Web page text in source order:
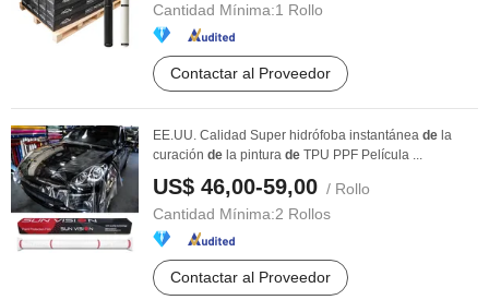
Cantidad Mínima:1 Rollo
Contactar al Proveedor
EE.UU. Calidad Super hidrófoba instantánea de la
curación de la pintura de TPU PPF Película ...
US$ 46,00-59,00 / Rollo
Cantidad Mínima:2 Rollos
Contactar al Proveedor